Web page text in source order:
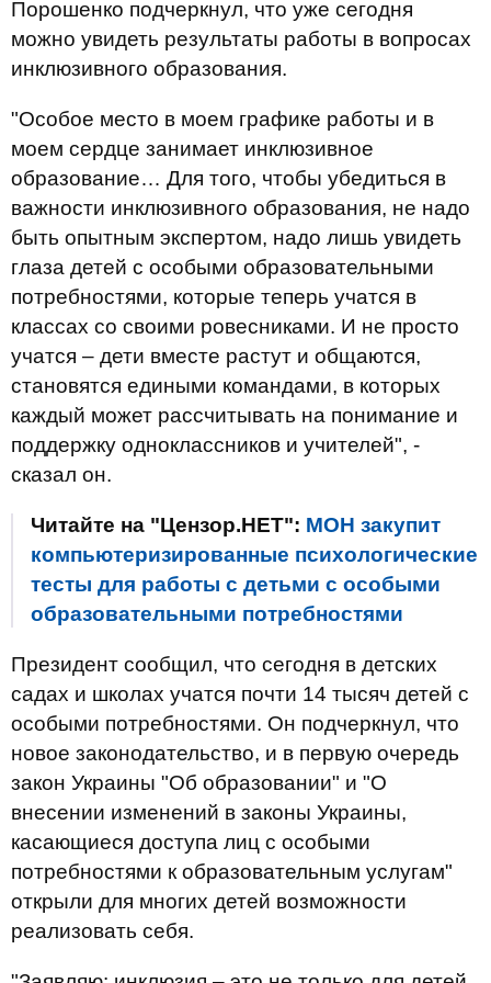
Порошенко подчеркнул, что уже сегодня
можно увидеть результаты работы в вопросах
инклюзивного образования.
"Особое место в моем графике работы и в
моем сердце занимает инклюзивное
образование… Для того, чтобы убедиться в
важности инклюзивного образования, не надо
быть опытным экспертом, надо лишь увидеть
глаза детей с особыми образовательными
потребностями, которые теперь учатся в
классах со своими ровесниками. И не просто
учатся – дети вместе растут и общаются,
становятся едиными командами, в которых
каждый может рассчитывать на понимание и
поддержку одноклассников и учителей", -
сказал он.
Читайте на "Цензор.НЕТ": МОН закупит
компьютеризированные психологические
тесты для работы с детьми с особыми
образовательными потребностями
Президент сообщил, что сегодня в детских
садах и школах учатся почти 14 тысяч детей с
особыми потребностями. Он подчеркнул, что
новое законодательство, и в первую очередь
закон Украины "Об образовании" и "О
внесении изменений в законы Украины,
касающиеся доступа лиц с особыми
потребностями к образовательным услугам"
открыли для многих детей возможности
реализовать себя.